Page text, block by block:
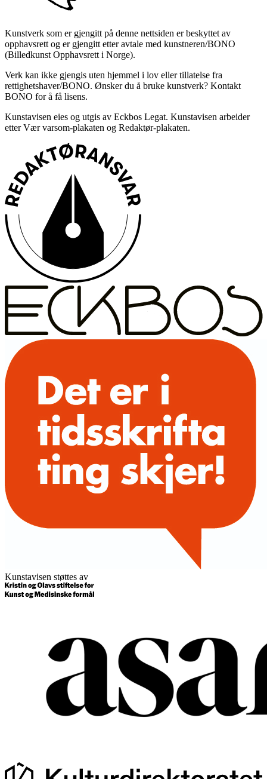
Kunstverk som er gjengitt på denne nettsiden er beskyttet av
opphavsrett og er gjengitt etter avtale med kunstneren/BONO
(Billedkunst Opphavsrett i Norge).
Verk kan ikke gjengis uten hjemmel i lov eller tillatelse fra
rettighetshaver/BONO. Ønsker du å bruke kunstverk? Kontakt
BONO for å få lisens.
Kunstavisen eies og utgis av Eckbos Legat. Kunstavisen arbeider
etter Vær varsom-plakaten og Redaktør-plakaten.
Kunstavisen støttes av